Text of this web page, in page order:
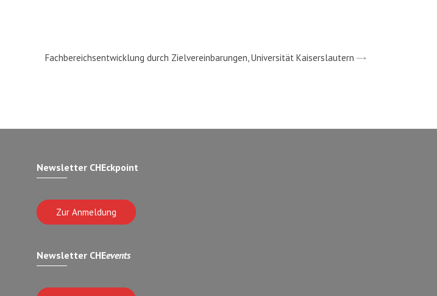
Fachbereichsentwicklung durch Zielvereinbarungen, Universität Kaiserslautern
Newsletter CHEckpoint
Zur Anmeldung
Newsletter CHEevents